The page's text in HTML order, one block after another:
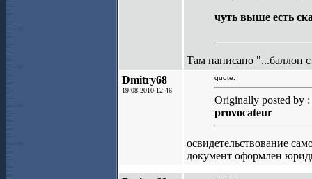
чуть выше есть
Там написано "...баллон
Dmitry68
19-08-2010 12:46
quote:
Originally posted by :
provocateur
освидетельствование
документ оформлен